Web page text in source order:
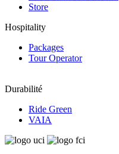
Store
Hospitality
Packages
Tour Operator
Durabilité
Ride Green
VAIA